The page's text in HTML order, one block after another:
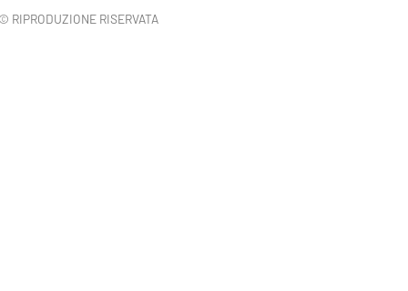
RIPRODUZIONE RISERVATA